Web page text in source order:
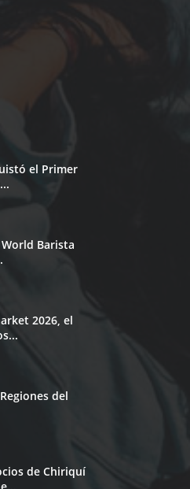
el Primer
Barista
2026, el
del
de Chiriquí